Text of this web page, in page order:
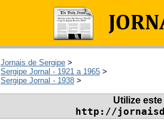
Jornais de Sergipe >
Sergipe Jornal - 1921 a 1965 >
Sergipe Jornal - 1938 >
Utilize
http://